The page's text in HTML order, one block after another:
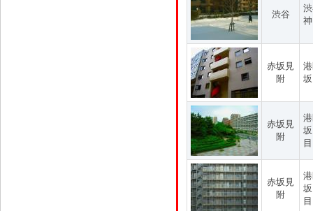
渋谷
赤坂見
附
赤坂見
附
目
赤坂見
附
目